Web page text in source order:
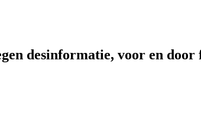
desinformatie, voor en